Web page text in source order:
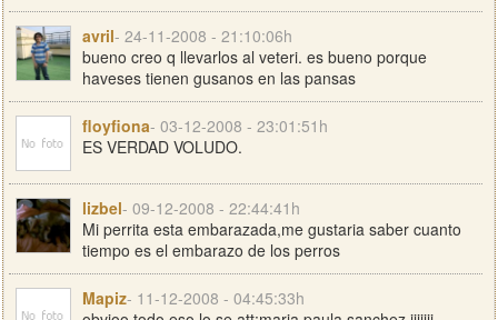
avril- 24-11-2008 - 21:10:06h
bueno creo q llevarlos al veteri. es bueno porque
haveses tienen gusanos en las pansas
floyfiona- 03-12-2008 - 23:01:51h
ES VERDAD VOLUDO.
lizbel- 09-12-2008 - 22:44:41h
Mi perrita esta embarazada,me gustaria saber cuanto
tiempo es el embarazo de los perros
Mapiz- 11-12-2008 - 04:45:33h